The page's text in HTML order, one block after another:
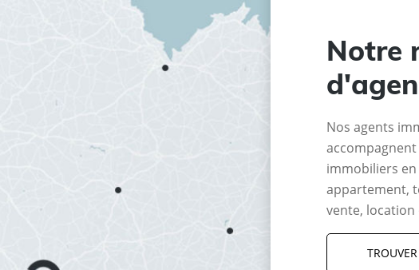
Notre
Nos agents
immobiliers
appartement,
vente, location